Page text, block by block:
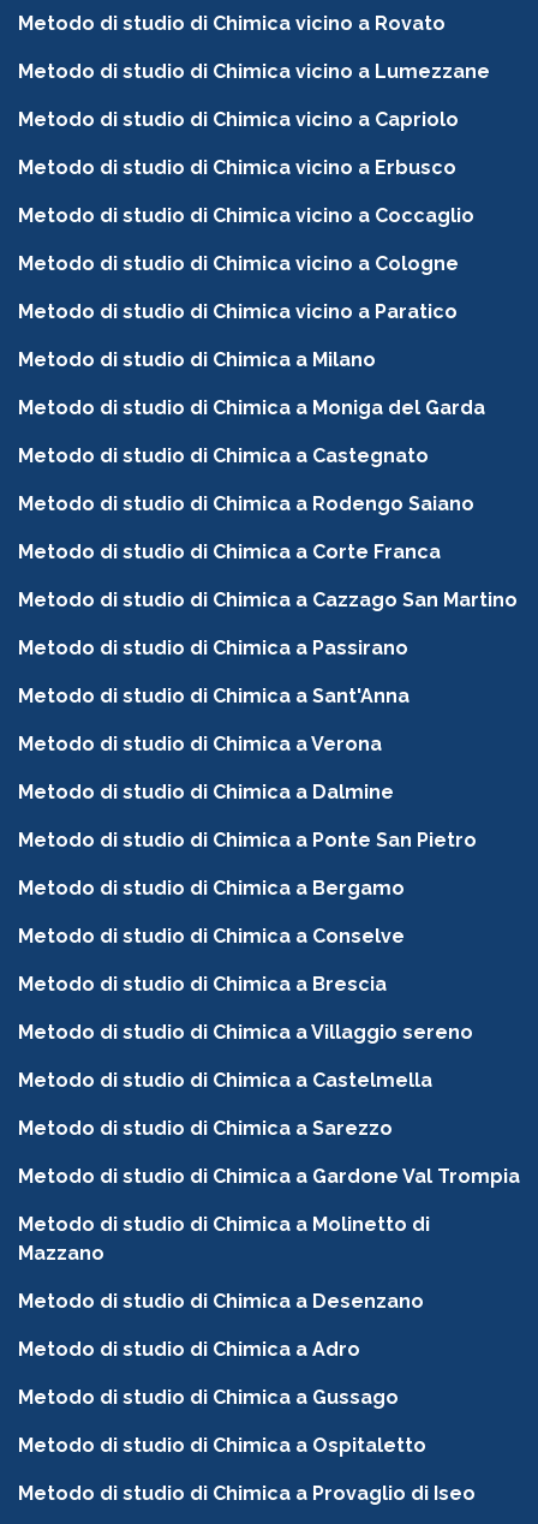
Metodo di studio di Chimica vicino a Rovato
Metodo di studio di Chimica vicino a Lumezzane
Metodo di studio di Chimica vicino a Capriolo
Metodo di studio di Chimica vicino a Erbusco
Metodo di studio di Chimica vicino a Coccaglio
Metodo di studio di Chimica vicino a Cologne
Metodo di studio di Chimica vicino a Paratico
Metodo di studio di Chimica a Milano
Metodo di studio di Chimica a Moniga del Garda
Metodo di studio di Chimica a Castegnato
Metodo di studio di Chimica a Rodengo Saiano
Metodo di studio di Chimica a Corte Franca
Metodo di studio di Chimica a Cazzago San Martino
Metodo di studio di Chimica a Passirano
Metodo di studio di Chimica a Sant'Anna
Metodo di studio di Chimica a Verona
Metodo di studio di Chimica a Dalmine
Metodo di studio di Chimica a Ponte San Pietro
Metodo di studio di Chimica a Bergamo
Metodo di studio di Chimica a Conselve
Metodo di studio di Chimica a Brescia
Metodo di studio di Chimica a Villaggio sereno
Metodo di studio di Chimica a Castelmella
Metodo di studio di Chimica a Sarezzo
Metodo di studio di Chimica a Gardone Val Trompia
Metodo di studio di Chimica a Molinetto di
Mazzano
Metodo di studio di Chimica a Desenzano
Metodo di studio di Chimica a Adro
Metodo di studio di Chimica a Gussago
Metodo di studio di Chimica a Ospitaletto
Metodo di studio di Chimica a Provaglio di Iseo